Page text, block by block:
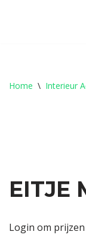
Home \ Interieur
EITJE
Login om